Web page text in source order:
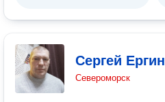
Сергей Ергин
Североморск